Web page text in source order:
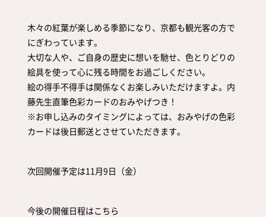
木々の紅葉が楽しめる季節になり、京都も観光客の方で
にぎわっています。
大切な人や、ご自身の歴史に想いを馳せ、色とりどりの
絵具を使って心に残る時間をお過ごしください。
絵の得手不得手は関係なくお楽しみいただけますよ。内
藤先生直筆色彩カードのおみやげつき！
※お申し込みのタイミングによっては、おみやげの色彩
カードは後日郵送とさせていただきます。
次回開催予定は11月9日（金）
今後の開催日程はこちら